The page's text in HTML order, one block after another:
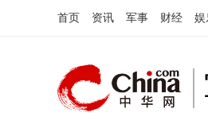
首页 资讯 军事 财经 娱